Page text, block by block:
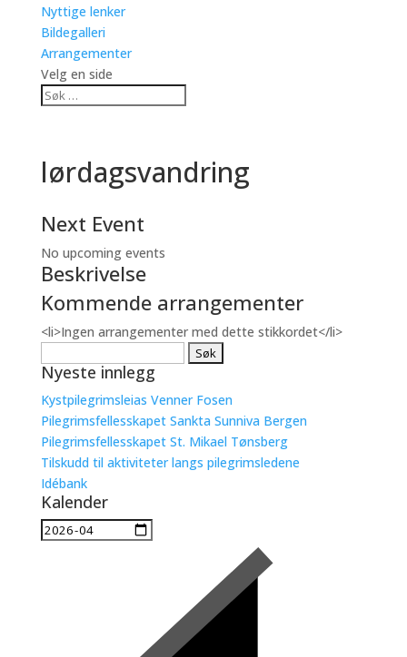
Nyttige lenker
Bildegalleri
Arrangementer
Velg en side
lørdagsvandring
Next Event
No upcoming events
Beskrivelse
Kommende arrangementer
<li>Ingen arrangementer med dette stikkordet</li>
etter:
Nyeste innlegg
Kystpilegrimsleias Venner Fosen
Pilegrimsfellesskapet Sankta Sunniva Bergen
Pilegrimsfellesskapet St. Mikael Tønsberg
Tilskudd til aktiviteter langs pilegrimsledene
Idébank
Kalender